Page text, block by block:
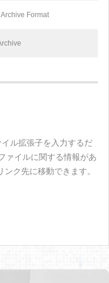
Format
ル拡張子を入力するだ
ァイルに関する情報があ
ク先に移動できます。